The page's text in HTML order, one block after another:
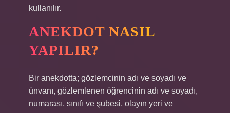
kullanılır.
ANEKDOT NASIL
YAPILIR?
Bir anekdotta; gözlemcinin adı ve soyadı ve
ünvanı, gözlemlenen öğrencinin adı ve soyadı,
numarası, sınıfı ve şubesi, olayın yeri ve